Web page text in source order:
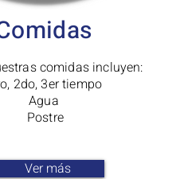
comidas incluyen:
2do, 3er tiempo
Agua
Postre
Ver más